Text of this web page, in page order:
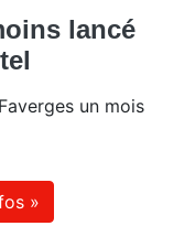
lancé
un mois
»